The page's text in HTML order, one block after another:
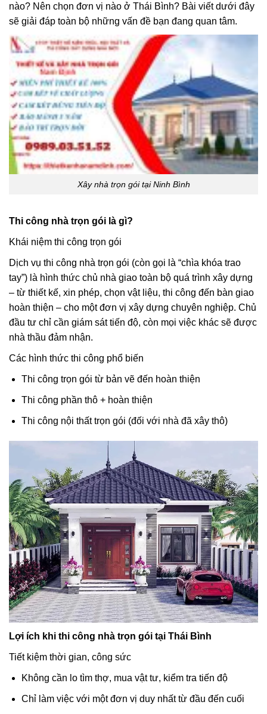
nào? Nên chọn đơn vị nào ở Thái Bình? Bài viết dưới đây
sẽ giải đáp toàn bộ những vấn đề bạn đang quan tâm.
Xây nhà trọn gói tại Ninh Bình
Thi công nhà trọn gói là gì?
Khái niệm thi công trọn gói
Dịch vụ thi công nhà trọn gói (còn gọi là “chìa khóa trao
tay”) là hình thức chủ nhà giao toàn bộ quá trình xây dựng
– từ thiết kế, xin phép, chọn vật liệu, thi công đến bàn giao
hoàn thiện – cho một đơn vị xây dựng chuyên nghiệp. Chủ
đầu tư chỉ cần giám sát tiến độ, còn mọi việc khác sẽ được
nhà thầu đảm nhận.
Các hình thức thi công phổ biến
Thi công trọn gói từ bản vẽ đến hoàn thiện
Thi công phần thô + hoàn thiện
Thi công nội thất trọn gói (đối với nhà đã xây thô)
Lợi ích khi thi công nhà trọn gói tại Thái Bình
Tiết kiệm thời gian, công sức
Không cần lo tìm thợ, mua vật tư, kiểm tra tiến độ
Chỉ làm việc với một đơn vị duy nhất từ đầu đến cuối